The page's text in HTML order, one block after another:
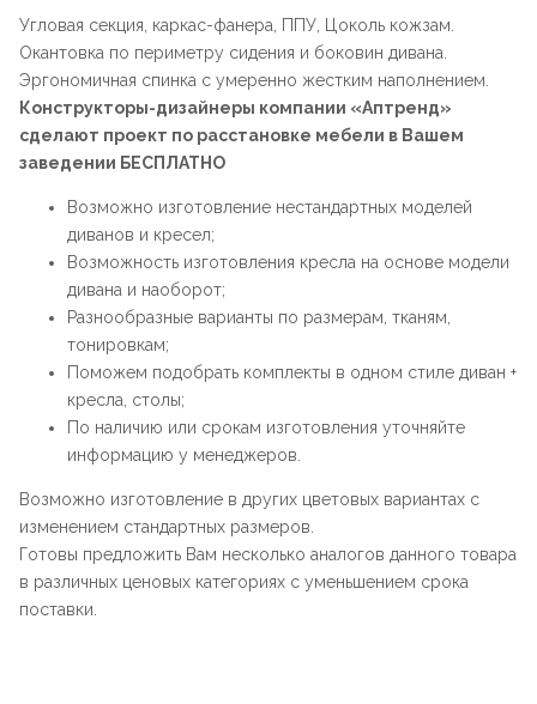
Угловая секция, каркас-фанера, ППУ, Цоколь кожзам.
Окантовка по периметру сидения и боковин дивана.
Эргономичная спинка с умеренно жестким наполнением.
Конструкторы-дизайнеры компании «Аптренд»
сделают проект по расстановке мебели в Вашем
заведении БЕСПЛАТНО
Возможно изготовление нестандартных моделей
диванов и кресел;
Возможность изготовления кресла на основе модели
дивана и наоборот;
Разнообразные варианты по размерам, тканям,
тонировкам;
Поможем подобрать комплекты в одном стиле диван +
кресла, столы;
По наличию или срокам изготовления уточняйте
информацию у менеджеров.
Возможно изготовление в других цветовых вариантах с
изменением стандартных размеров.
Готовы предложить Вам несколько аналогов данного товара
в различных ценовых категориях с уменьшением срока
поставки.